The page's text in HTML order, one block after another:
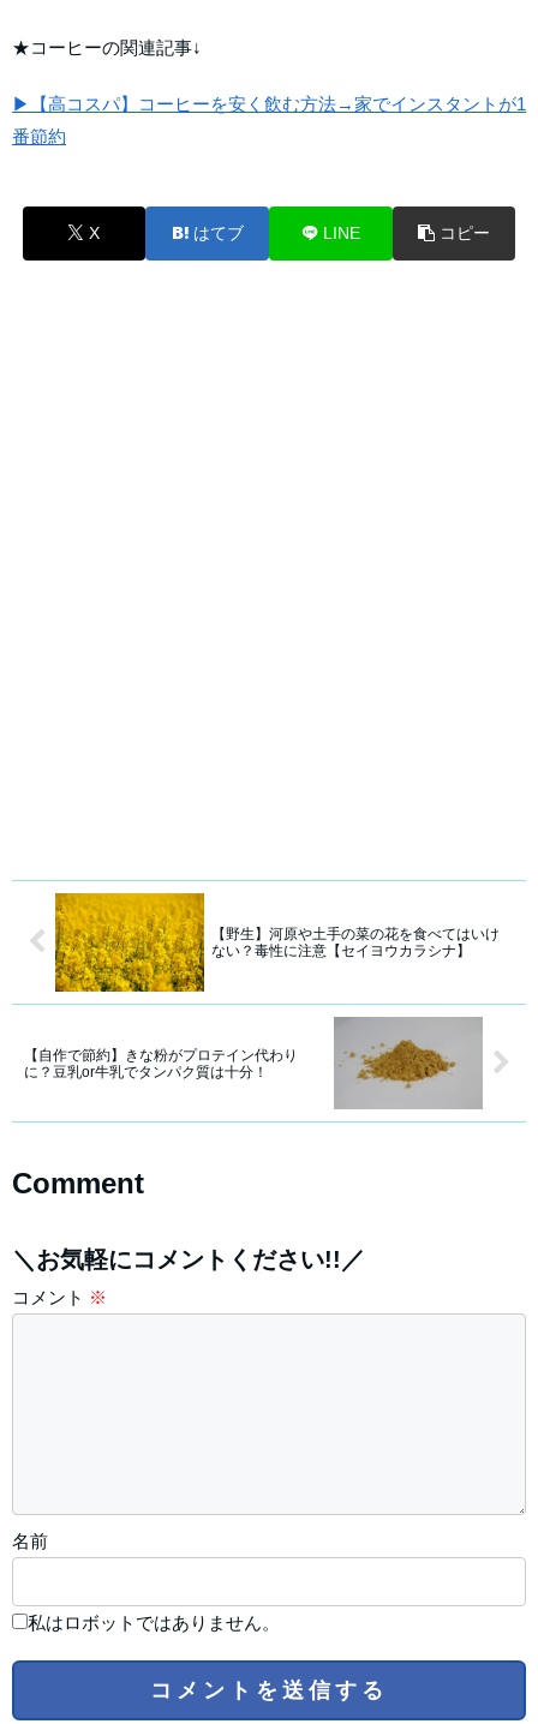
★コーヒーの関連記事↓
▶【高コスパ】コーヒーを安く飲む方法→家でインスタントが1
番節約
X はてブ LINE コピー
【野生】河原や土手の菜の花を食べてはいけ
ない？毒性に注意【セイヨウカラシナ】
【自作で節約】きな粉がプロテイン代わり
に？豆乳or牛乳でタンパク質は十分！
Comment
＼お気軽にコメントください!!／
コメント ※
名前
私はロボットではありません。